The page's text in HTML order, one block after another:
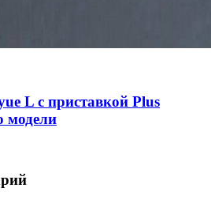
L с приставкой Plus
модели